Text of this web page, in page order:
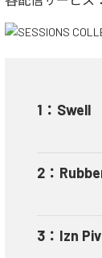
1 ： Swell
2 ：
3 ： Izn